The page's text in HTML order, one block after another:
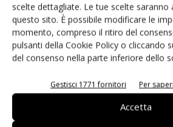
scelte dettagliate. Le tue scelte saranno
questo sito. È possibile modificare le
momento, compreso il ritiro del
pulsanti della Cookie Policy o cliccando
del consenso nella parte inferiore dello
Gestisci 1771 fornitori Per
Accetta
Edicola web